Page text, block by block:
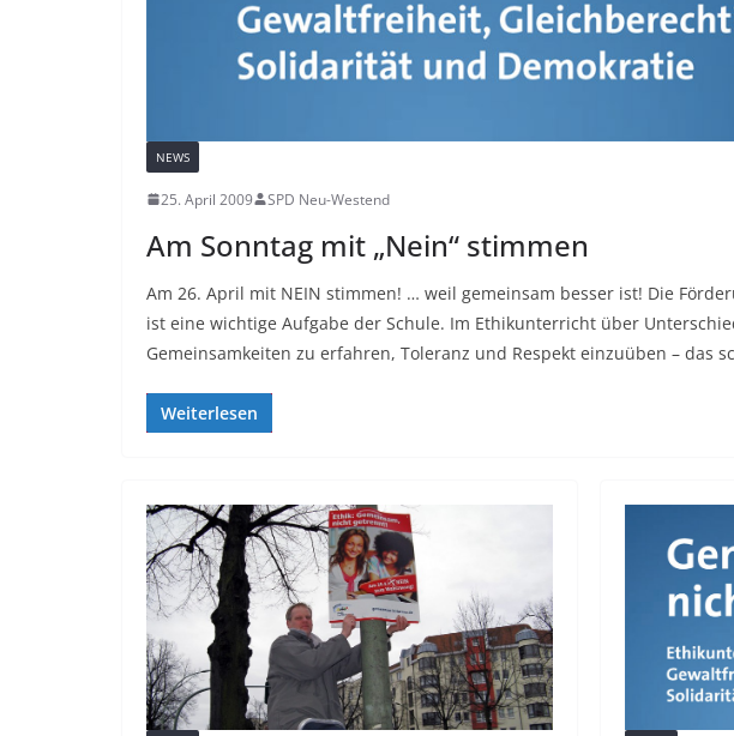
NEWS
25. April 2009 SPD Neu-Westend
Am Sonntag mit „Nein“ stimmen
Am 26. April mit NEIN stimmen! … weil gemeinsam besser ist! Die
ist eine wichtige Aufgabe der Schule. Im Ethikunterricht über
Gemeinsamkeiten zu erfahren, Toleranz und Respekt einzuüben – das
Weiterlesen